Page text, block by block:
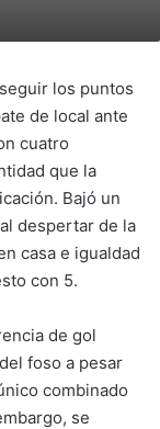
los puntos
de local ante
cuatro
que la
Bajó un
despertar de la
casa e igualdad
con 5.
de gol
foso a pesar
combinado
se